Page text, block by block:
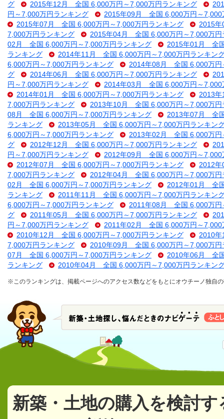
グ
2015年12月 全国 6,000万円～7,000万円ランキング
円～7,000万円ランキング
2015年09月 全国 6,000万円～7,000
2015年07月 全国 6,000万円～7,000万円ランキング
2015
7,000万円ランキング
2015年04月 全国 6,000万円～7,000万円
02月 全国 6,000万円～7,000万円ランキング
2015年01月 全
ランキング
2014年11月 全国 6,000万円～7,000万円ランキン
6,000万円～7,000万円ランキング
2014年08月 全国 6,000万円
グ
2014年06月 全国 6,000万円～7,000万円ランキング
円～7,000万円ランキング
2014年03月 全国 6,000万円～7,000
2014年01月 全国 6,000万円～7,000万円ランキング
2013
7,000万円ランキング
2013年10月 全国 6,000万円～7,000万円
08月 全国 6,000万円～7,000万円ランキング
2013年07月 全
ランキング
2013年05月 全国 6,000万円～7,000万円ランキン
6,000万円～7,000万円ランキング
2013年02月 全国 6,000万円
グ
2012年12月 全国 6,000万円～7,000万円ランキング
円～7,000万円ランキング
2012年09月 全国 6,000万円～7,000
2012年07月 全国 6,000万円～7,000万円ランキング
2012
7,000万円ランキング
2012年04月 全国 6,000万円～7,000万円
02月 全国 6,000万円～7,000万円ランキング
2012年01月 全
ランキング
2011年11月 全国 6,000万円～7,000万円ランキン
6,000万円～7,000万円ランキング
2011年08月 全国 6,000万円
グ
2011年05月 全国 6,000万円～7,000万円ランキング
円～7,000万円ランキング
2011年02月 全国 6,000万円～7,000
2010年12月 全国 6,000万円～7,000万円ランキング
2010
7,000万円ランキング
2010年09月 全国 6,000万円～7,000万円
07月 全国 6,000万円～7,000万円ランキング
2010年06月 全
ランキング
2010年04月 全国 6,000万円～7,000万円ランキン
※このランキングは、掲載ページへのアクセス数などをもとにオウチーノ独自
新築・土地の購入を検討